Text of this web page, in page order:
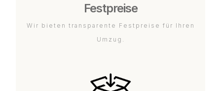
Festpreise
Wir bieten transparente Festpreise für Ihren
Umzug.